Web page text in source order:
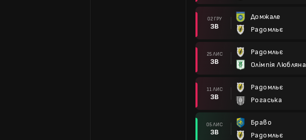
02 ГРУ
ЗВ
Домжале
Радомльє
25 ЛИС
ЗВ
Радомльє
Олімпія Любляна
11 ЛИС
ЗВ
Радомльє
Рогаська
05 ЛИС
ЗВ
Браво
Радомльє